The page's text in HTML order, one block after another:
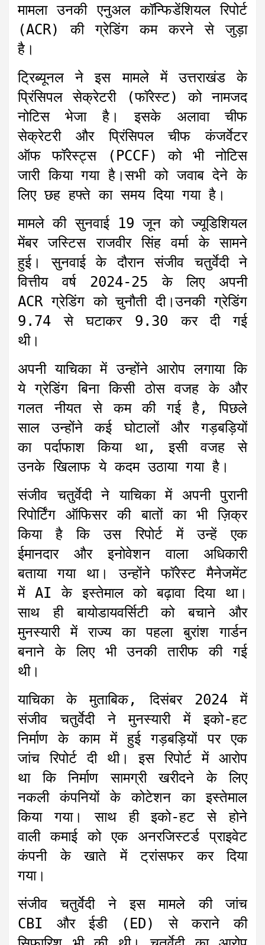
मामला उनकी एनुअल कॉन्फिडेंशियल रिपोर्ट
(ACR) की ग्रेडिंग कम करने से जुड़ा
है।
ट्रिब्यूनल ने इस मामले में उत्तराखंड के
प्रिंसिपल सेक्रेटरी (फॉरेस्ट) को नामजद
नोटिस भेजा है। इसके अलावा चीफ
सेक्रेटरी और प्रिंसिपल चीफ कंजर्वेटर
ऑफ फॉरेस्ट्स (PCCF) को भी नोटिस
जारी किया गया है।सभी को जवाब देने के
लिए छह हफ्ते का समय दिया गया है।
मामले की सुनवाई 19 जून को ज्यूडिशियल
मेंबर जस्टिस राजवीर सिंह वर्मा के सामने
हुई। सुनवाई के दौरान संजीव चतुर्वेदी ने
वित्तीय वर्ष 2024-25 के लिए अपनी
ACR ग्रेडिंग को चुनौती दी।उनकी ग्रेडिंग
9.74 से घटाकर 9.30 कर दी गई
थी।
अपनी याचिका में उन्होंने आरोप लगाया कि
ये ग्रेडिंग बिना किसी ठोस वजह के और
गलत नीयत से कम की गई है, पिछले
साल उन्होंने कई घोटालों और गड़बड़ियों
का पर्दाफाश किया था, इसी वजह से
उनके खिलाफ ये कदम उठाया गया है।
संजीव चतुर्वेदी ने याचिका में अपनी पुरानी
रिपोर्टिंग ऑफिसर की बातों का भी ज़िक्र
किया है कि उस रिपोर्ट में उन्हें एक
ईमानदार और इनोवेशन वाला अधिकारी
बताया गया था। उन्होंने फॉरेस्ट मैनेजमेंट
में AI के इस्तेमाल को बढ़ावा दिया था।
साथ ही बायोडायवर्सिटी को बचाने और
मुनस्यारी में राज्य का पहला बुरांश गार्डन
बनाने के लिए भी उनकी तारीफ की गई
थी।
याचिका के मुताबिक, दिसंबर 2024 में
संजीव चतुर्वेदी ने मुनस्यारी में इको-हट
निर्माण के काम में हुई गड़बड़ियों पर एक
जांच रिपोर्ट दी थी। इस रिपोर्ट में आरोप
था कि निर्माण सामग्री खरीदने के लिए
नकली कंपनियों के कोटेशन का इस्तेमाल
किया गया। साथ ही इको-हट से होने
वाली कमाई को एक अनरजिस्टर्ड प्राइवेट
कंपनी के खाते में ट्रांसफर कर दिया
गया।
संजीव चतुर्वेदी ने इस मामले की जांच
CBI और ईडी (ED) से कराने की